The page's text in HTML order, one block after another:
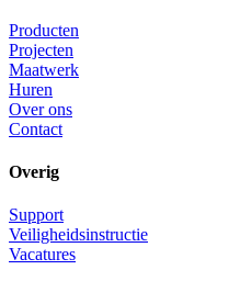
Producten
Projecten
Maatwerk
Huren
Over ons
Contact
Overig
Support
Veiligheidsinstructie
Vacatures